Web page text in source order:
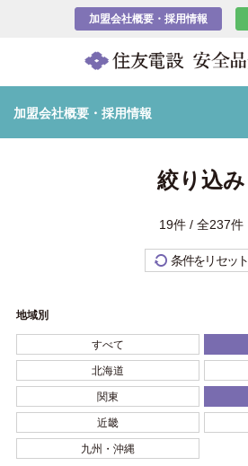
加盟会社概要・採用情報
加盟会社概要・採用情報
絞り込み
19件 / 全237件
条件をリセット
地域別
すべて
北海道
関東
近畿
九州・沖縄